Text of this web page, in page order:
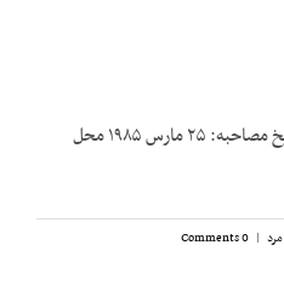
روایت‌کننده: آقای هرمز قریب تاریخ مصاحبه: ۲۵ مارس ۱۹۸۵ محل
مرد |
0 Comments